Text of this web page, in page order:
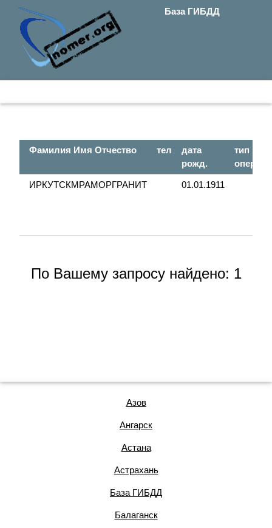
База ГИБДД
Фамилия Имя Отчество тел
дата
рожд.
тип
опер.
ИРКУТСКМРАМОРГРАНИТ 01.01.1911
По Вашему запросу найдено: 1
Азов
Ангарск
Астана
Астрахань
База ГИБДД
Балаганск